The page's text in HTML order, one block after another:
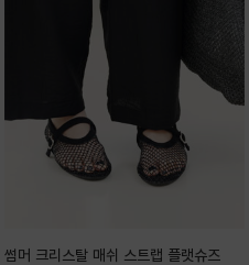
썸머 크리스탈 매쉬 스트랩 플랫슈즈